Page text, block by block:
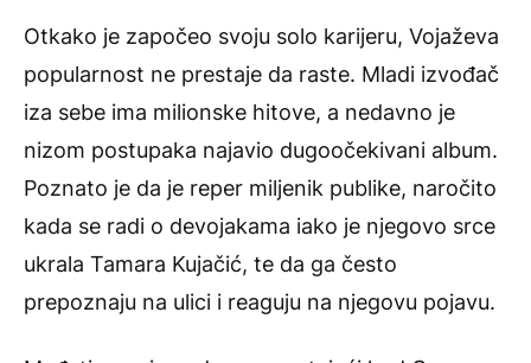
Otkako je započeo svoju solo karijeru, Vojaževa
popularnost ne prestaje da raste. Mladi izvođač
iza sebe ima milionske hitove, a nedavno je
nizom postupaka najavio dugoočekivani album.
Poznato je da je reper miljenik publike, naročito
kada se radi o devojakama iako je njegovo srce
ukrala Tamara Kujačić, te da ga često
prepoznaju na ulici i reaguju na njegovu pojavu.